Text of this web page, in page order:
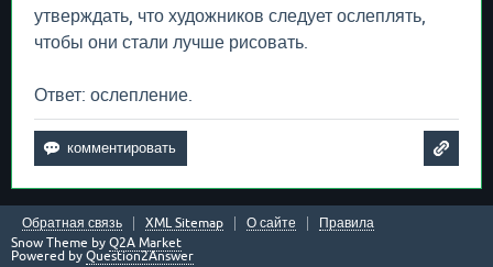
утверждать, что художников следует ослеплять,
чтобы они стали лучше рисовать.
Ответ: ослепление.
Обратная связь XML Sitemap О сайте
Правила
Snow Theme by Q2A Market
Powered by Question2Answer